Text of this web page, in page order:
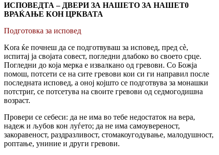
ИСПОВЕДТА – ДВЕРИ ЗА НАШЕТО ЗА НАШЕТ0
ВРАЌАЊЕ КОН ЦРКВАТА
Подготовка зa исповед
Kora ќе почнеш да се подготвуваш за исповед, пред сѐ,
испитај ја својата совест, погледни длабоко во своето срце.
Погледни до која мерка е извалкано од гревови. Co Божја
помош, потсети се на сите гревови кои си ги направил после
последната исповед, a оној којшто се подготвува за монашки
потстриг, се потсетува на своите гревови од седмогодишна
возраст.
Провери се себеси: да не има во тебе недостаток на вера,
надеж и љубов кон луѓето; да не има самоувереност,
закоравеност, раздразливост, стомакоугодување, малодушност,
роптање, униние и други гревови.